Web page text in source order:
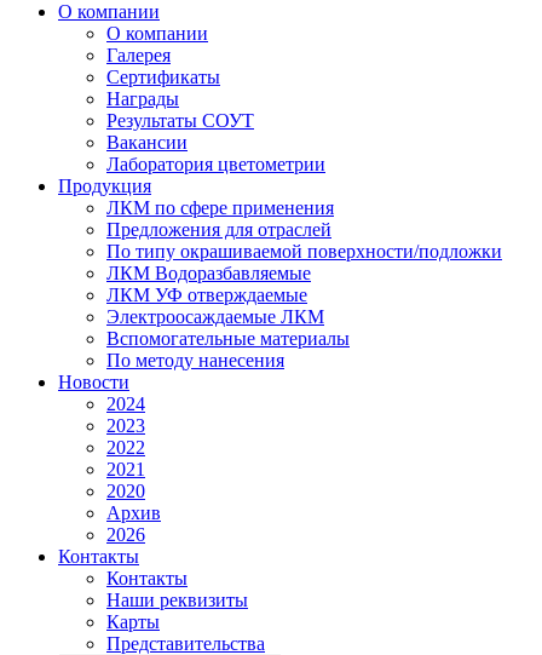
О компании
О компании
Галерея
Сертификаты
Награды
Результаты СОУТ
Вакансии
Лаборатория цветометрии
Продукция
ЛКМ по сфере применения
Предложения для отраслей
По типу окрашиваемой поверхности/подложки
ЛКМ Водоразбавляемые
ЛКМ УФ отверждаемые
Электроосаждаемые ЛКМ
Вспомогательные материалы
По методу нанесения
Новости
2024
2023
2022
2021
2020
Архив
2026
Контакты
Контакты
Наши реквизиты
Карты
Представительства